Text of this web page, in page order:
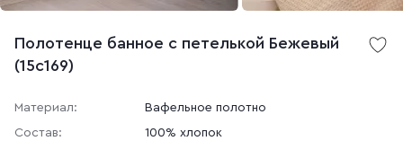
Полотенце банное с петелькой Бежевый
(15с169)
Материал:
Вафельное полотно
Состав:
100% хлопок